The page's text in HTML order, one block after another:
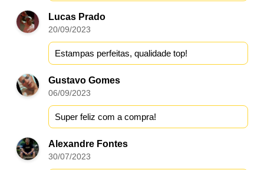
Lucas Prado
20/09/2023
Estampas perfeitas, qualidade top!
Gustavo Gomes
06/09/2023
Super feliz com a compra!
Alexandre Fontes
30/07/2023